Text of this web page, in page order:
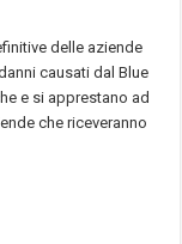
delle aziende
causati dal Blue
e si apprestano ad
che riceveranno